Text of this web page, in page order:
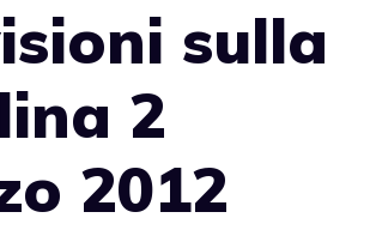
sulla
2
2012